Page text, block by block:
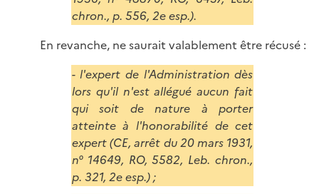
chron., p. 556, 2e esp.).
En revanche, ne saurait valablement être récusé :
- l'expert de l'Administrationdès
lors qu'il n'est allégué aucun fait
qui soit de nature à porter
atteinte à l'honorabilité de cet
expert (CE, arrêt du 20 mars 1931,
n° 14649, RO, 5582, Leb. chron.,
p. 321, 2e esp.) ;